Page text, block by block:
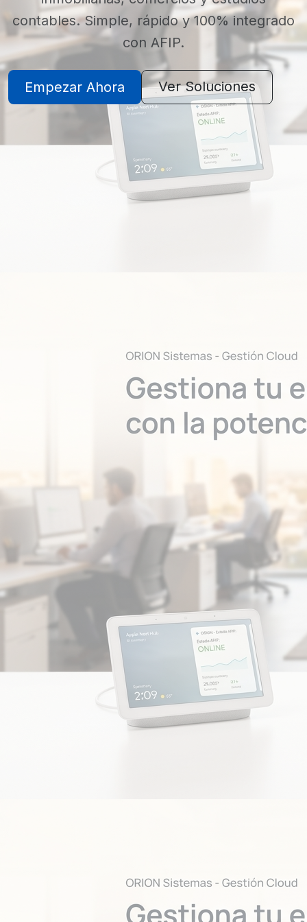
desde el celular o con la voz. Instalación,
capacitación y soporte incluidos.
Pedir Presupuesto Ver Domótica